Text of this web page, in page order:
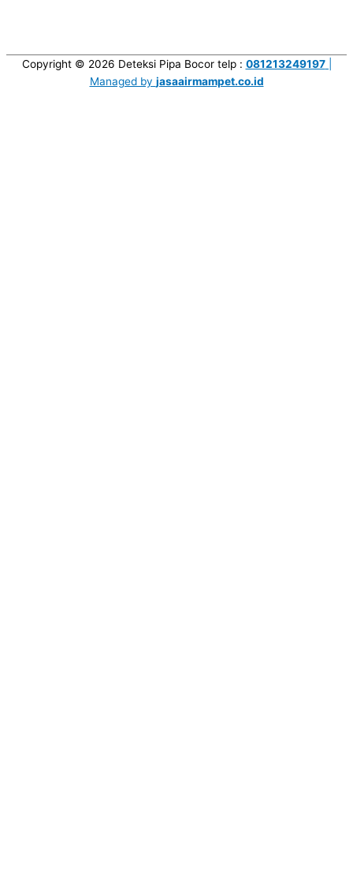
Copyright © 2026 Deteksi Pipa Bocortelp : 081213249197|
Managed by jasaairmampet.co.id